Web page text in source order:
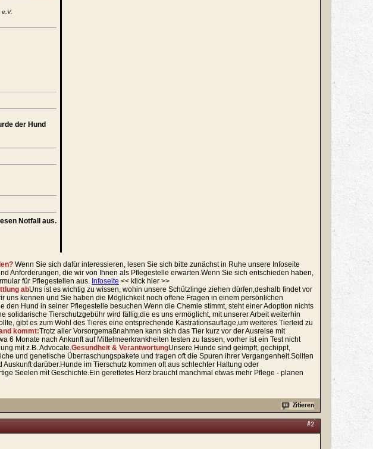
der Hund
Notfall aus.
Wenn Sie sich dafür interessieren, lesen Sie sich bitte zunächst in Ruhe unsere Infoseite
Anforderungen, die wir von Ihnen als Pflegestelle erwarten.Wenn Sie sich entschieden haben,
für Pflegestellen aus. Infoseite << klick hier >>
abUns ist es wichtig zu wissen, wohin unsere Schützlinge ziehen dürfen,deshalb findet vor
uns kennen und Sie haben die Möglichkeit noch offene Fragen in einem persönlichen
den Hund in seiner Pflegestelle besuchen.Wenn die Chemie stimmt, steht einer Adoption nichts
solidarische Tierschutzgebühr wird fällig,die es uns ermöglicht, mit unserer Arbeit weiterhin
gibt es zum Wohl des Tieres eine entsprechende Kastrationsauflage,um weiteres Tierleid zu
kommt:Trotz aller Vorsorgemaßnahmen kann sich das Tier kurz vor der Ausreise mit
6 Monate nach Ankunft auf Mittelmeerkrankheiten testen zu lassen, vorher ist ein Test nicht
mit z.B. Advocate.Gesundheit & VerantwortungUnsere Hunde sind geimpft, gechippt,
und genetische Überraschungspakete und tragen oft die Spuren ihrer Vergangenheit.Sollten
darüber.Hunde im Tierschutz kommen oft aus schlechter Haltung oder
Seelen mit Geschichte.Ein gerettetes Herz braucht manchmal etwas mehr Pflege - planen
Zitieren
#2